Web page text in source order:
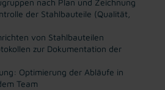
der Stahlbauteile (Qualität,
von Stahlbauteilen
zur Dokumentation der
Optimierung der Abläufe in
Team